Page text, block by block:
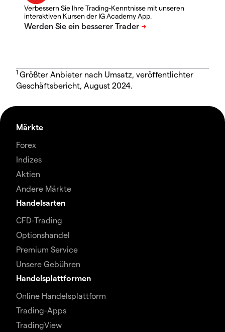
Verbessern Sie Ihre Trading-Kenntnisse mit unseren
interaktiven Kursen der IG Academy App.
1 Größter Anbieter nach Umsatz, veröffentlichter
Geschäftsbericht, August 2024.
Märkte
Forex
Indizes
Aktien
Andere Märkte
Handelsarten
CFD-Trading
Optionshandel
Premium Service
Unsere Gebühren
Handelsplattformen
Online Handelsplattform
Trading-Apps
TradingView